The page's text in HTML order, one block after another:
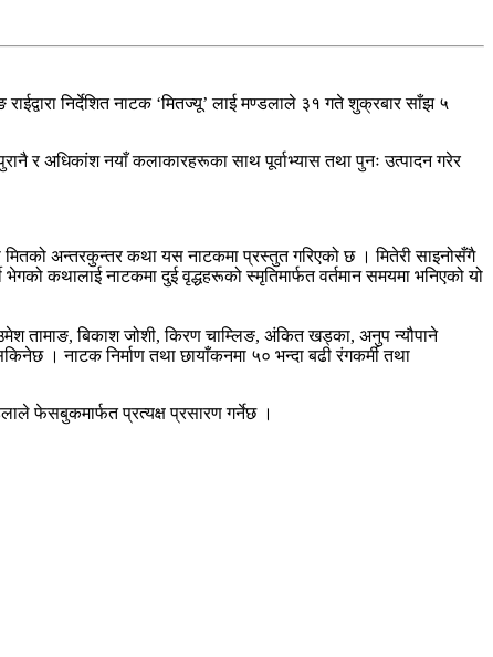
निर्देशित नाटक ‘मितज्यू’ लाई मण्डलाले ३१ गते शुक्रबार साँझ ५
र अधिकांश नयाँ कलाकारहरूका साथ पूर्वाभ्यास तथा पुनः उत्पादन गरेर
मितको अन्तरकुन्तर कथा यस नाटकमा प्रस्तुत गरिएको छ । मितेरी साइनोसँगै
कथालाई नाटकमा दुई वृद्धहरूको स्मृतिमार्फत वर्तमान समयमा भनिएको यो
तामाङ, बिकाश जोशी, किरण चाम्लिङ, अंकित खड्का, अनुप न्यौपाने
। नाटक निर्माण तथा छायाँकनमा ५० भन्दा बढी रंगकर्मी तथा
फेसबुकमार्फत प्रत्यक्ष प्रसारण गर्नेछ ।